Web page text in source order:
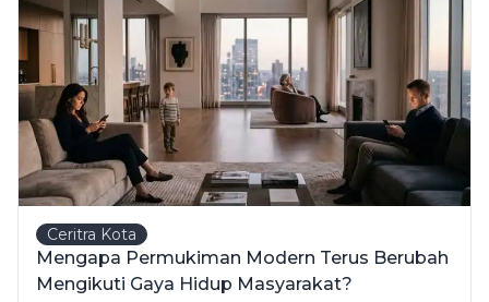
Ceritra Kota
Mengapa Permukiman Modern Terus Berubah
Mengikuti Gaya Hidup Masyarakat?